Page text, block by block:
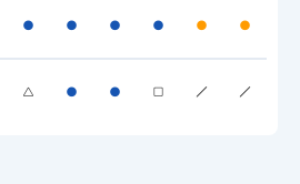
● ● ● ● ● ●
△ ● ● □ ／ ／